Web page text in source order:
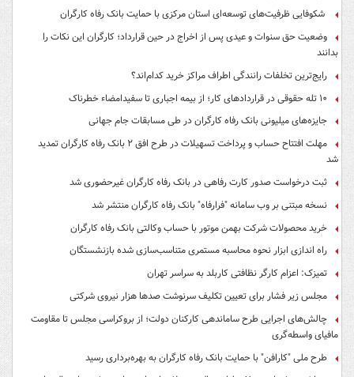
شکوفایی ظرفیت‌های توسعه‌ای استان مرکزی با حمایت بانک رفاه کارگران
وضعیت حق سنوات و عیدی پس از اخراج در حین قرارداد؛ کارگران این نکات را
بدانند
رایج‌ترین تخلفات رانندگی اطراف مراکز خرید کدام‌اند؟
۱۰ تله حقوقی در قراردادهای کار؛ از بیمه اجباری تا سفیدامضاء خطرناک
جایزه‌های میلیونی بانک رفاه کارگران در طی مسابقات جام جهانی
مهلت افتتاح حساب و پرداخت تسهیلات در طرح افق ۲ بانک رفاه کارگران تمدید
شد
ثبت درخواست صدور کارت رفاهی در بانک رفاه کارگران غیرحضوری شد
نسخه مبتنی بر وب سامانه "فرارفاه" بانک رفاه کارگران منتشر شد
خرید محصولات شرکت بهمن موتور با حساب وکالتی بانک رفاه کارگران
راه اندازی ابزار نحوه محاسبه مستمری متناسب‌سازی شده بازنشستگان
تمیزک: اعزام کارگر نظافتی کاربلد به سراسر تهران
مجلس زیر فشار برای تعیین تکلیف سرنوشت صدها هزار نیروی شرکتی
چالش‌های اجرایی طرح ساماندهی کارکنان دولت؛ از بروکراسی مجلس تا مقاومت
مافیای واسطه‌گری
طرح ملی "کارافن" با حمایت بانک رفاه کارگران به بهره‌برداری رسید